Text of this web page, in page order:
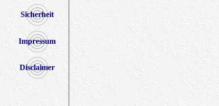
Sicherheit
Impressum
Disclaimer